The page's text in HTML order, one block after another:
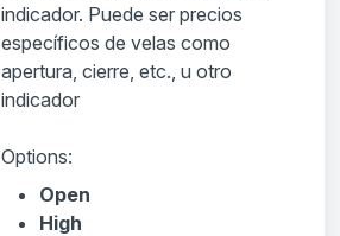
indicador. Puede ser precios
específicos de velas como
apertura, cierre, etc., u otro
indicador
Options:
Open
High